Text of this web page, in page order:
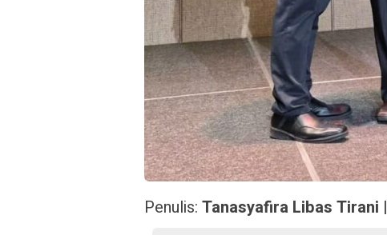
Penulis: Tanasyafira Libas Tirani |